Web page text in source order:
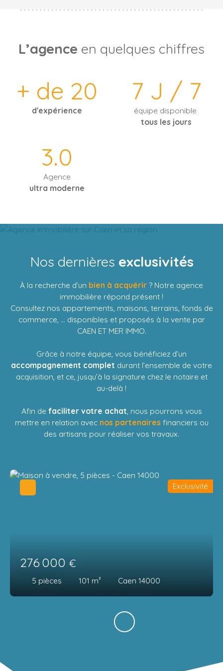
L’agence en quelques chiffres
+ de 20
d'expérience
7 J / 7
équipe disponible
tous les jours
3.0
Agence
ultra moderne
Nos dernières exclusivités
À la recherche d’un bien à acquérir ? Notre agence
immobilière répond présent !
Consultez nos appartements, maisons, terrains, fonds de
commerce, ... disponibles et proposés à la vente par
CAEN ET MER IMMO.
Grâce à notre équipe, vous bénéficiez d’un
accompagnement complet durant l’ensemble de votre
acquisition, et ce, jusqu’à la signature chez le notaire et
au-delà !
Afin de faciliter votre achat, nous pourrons vous
mettre en relation avec nos partenaires financiers ou
des artisans pour réaliser vos travaux.
276 000 €
5 pièces 101 m² Caen 14000
Exclusivité